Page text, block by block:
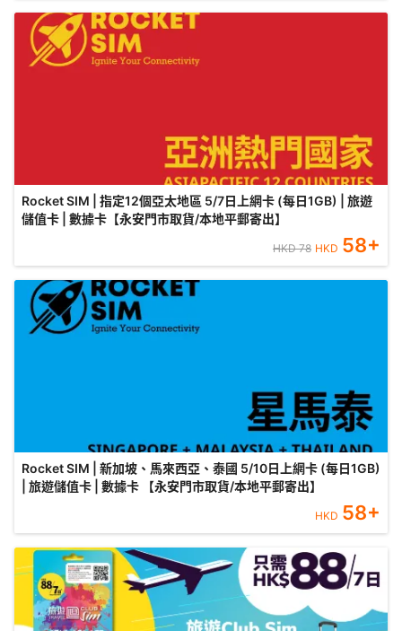
Rocket SIM | 指定12個亞太地區 5/7日上網卡 (每日1GB) | 旅遊
儲值卡 | 數據卡【永安門市取貨/本地平郵寄出】
HKD78 HKD 58+
Rocket SIM | 新加坡、馬來西亞、泰國 5/10日上網卡 (每日1GB)
| 旅遊儲值卡 | 數據卡 【永安門市取貨/本地平郵寄出】
HKD 58+